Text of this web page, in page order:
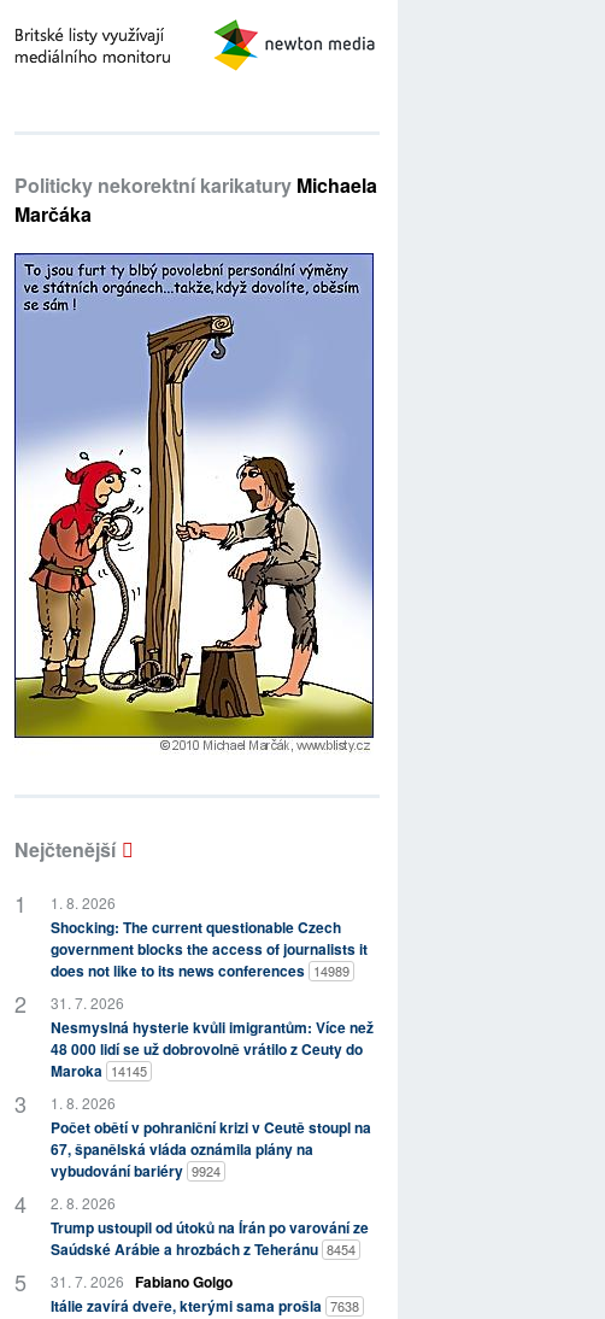
Politicky nekorektní karikatury Michaela
Marčáka
Nejčtenější
1. 8. 2026
Shocking: The current questionable Czech
government blocks the access of journalists it
does not like to its news conferences 14989
31. 7. 2026
Nesmyslná hysterie kvůli imigrantům: Více než
48 000 lidí se už dobrovolně vrátilo z Ceuty do
Maroka 14145
1. 8. 2026
Počet obětí v pohraniční krizi v Ceutě stoupl na
67, španělská vláda oznámila plány na
vybudování bariéry 9924
2. 8. 2026
Trump ustoupil od útoků na Írán po varování ze
Saúdské Arábie a hrozbách z Teheránu 8454
31. 7. 2026 Fabiano Golgo
Itálie zavírá dveře, kterými sama prošla 7638